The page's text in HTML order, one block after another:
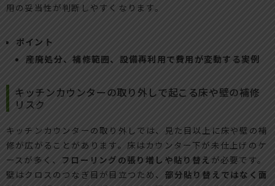
用の妥当性が判断しやすくなります。
ポイント
産廃処分、補修範囲、設備再利用で費用が変動する実例
キッチンカウンターの取り外しで起こる床や壁の補修
リスク
キッチンカウンターの取り外しでは、見た目以上に床や壁の補
修が広がることがあります。床はカウンター下が未仕上げのケ
ースが多く、 フローリングの張り増しや貼り替え が必要です。
壁はクロスのつなぎ目が目立つため、 部分貼り替えではなく面